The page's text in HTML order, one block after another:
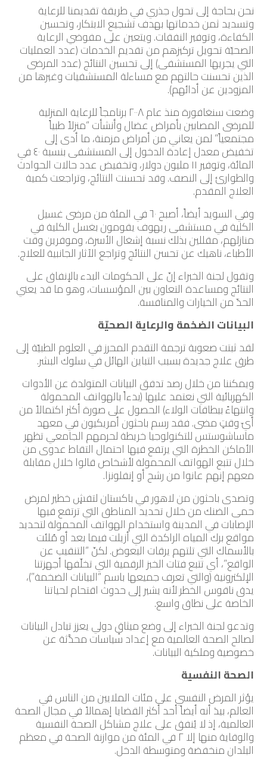
نحن بحاجة إلى تحول جذري في طريقة تقديمنا للرعاية
وتسديد ثمن خدماتها بهدف تشجيع الابتكار، وتحسين
الكفاءة، وتوفير النفقات. ويتعين على مفوضي الرعاية
الصحيّة تحويل تركيزهم من تقديم الخدمات (عدد العمليات
التي يجريها المستشفى) إلى تحسين النتائج (عدد المرضى
الذين تحسنت حالتهم مع مساءلة المستشفيات وغيرها من
المزودين عن أدائهم).
وضعت سنغافورة منذ عام ٢٠٠٨ برنامجاً للرعاية المنزلية
للمرضى المصابين بأمراض عضال وأنشأت “منزلاً طبياً
مجتمعياً” لمن يعاني من أمراض مزمنة، ما أدى إلى
تخفيض معدل إعادة الدخول إلى المستشفى بنسبة ٤٠ في
المائة، وتوفير ١١ مليون دولار، وتخفيض عدد حالات الحوادث
والطوارئ إلى النصف. وقد تحسنت النتائج، وتراجعت كمية
العلاج المقدم.
وفي السويد أيضاً، أصبح ٦٠ في المئة من مرضى غسيل
الكلية في مستشفى ريهوف يقومون بغسل الكلية في
منازلهم، مقللين بذلك نسبة إشغال الأسرة، وموفرين وقت
الأطباء، ناهيك عن تحسن النتائج وتراجع الآثار الجانبية للعلاج.
وتقول لجنة الخبراء إنّ على الحكومات البدء بالإنفاق على
النتائج ومساعدة التعاون بين المؤسسات، وهو ما قد يعني
الحدّ من الخيارات والمنافسة.
البيانات الضخمة والرعاية الصحيّة
لقد ثبتت صعوبة ترجمة التقدم المحرز في العلوم الطبيّة إلى
طرق علاج جديدة بسبب التباين الهائل في سلوك البشر.
ويمكننا من خلال رصد تدفق البيانات المتولدة عن الأدوات
الكهربائية التي نعتمد عليها (بدءاً بالهواتف المحمولة
وانتهاءً ببطاقات الولاء) الحصول على صورة أكثر اكتمالاً من
أيّ وقتٍ مضى. فقد رسم باحثون أمريكيون في معهد
ماساشوستس للتكنولوجيا خريطة لحرمهم الجامعي تظهر
الأماكن الخطرة التي يرتفع فيها احتمال التقاط عدوى من
خلال تتبع الهواتف المحمولة لأشخاص قالوا خلال مقابلة
معهم إنهم عانوا من رشح أو إنفلونزا.
وتصدى باحثون من لاهور في باكستان لتفشٍ خطير لمرض
حمى الضنك من خلال تحديد المناطق التي ترتفع فيها
الإصابات في المدينة واستخدام الهواتف المحمولة لتحديد
مواقع برك المياه الراكدة التي أزيلت فيما بعد أو مُلئت
بالأسماك التي تلتهم يرقات البعوض. لكنّ “التنقيب عن
الواقع”، أي تتبع فتات الخبز الرقمية التي تخلّفها أجهزتنا
الإلكترونية (والتي تعرف جميعها باسم “البيانات الضخمة”)،
يدق ناقوس الخطر لأنه يشير إلى حدوث اقتحام لحياتنا
الخاصة على نطاق واسع.
وتدعو لجنة الخبراء إلى وضع ميثاقٍ دولي يعزز تبادل البيانات
لصالح الصحة العالمية مع إعداد سياسات محدَّثة عن
خصوصية وملكية البيانات.
الصحة النفسية
يؤثر المرض النفسي على مئات الملايين من الناس في
العالم، بيدَ أنه أيضاً أحد أكثر القضايا إهمالاً في مجال الصحة
العالمية، إذ لا يُنفق على علاج مشاكل الصحة النفسية
والوقاية منها إلا ٢ في المئة من موازنة الصحة في معظم
البلدان منخفضة ومتوسطة الدخل.